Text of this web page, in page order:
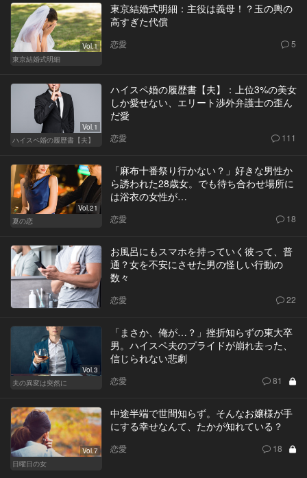
Vol.1
東京結婚式明細
東京結婚式明細：主役は義母！？玉の輿の
高すぎた代償
恋愛 5
Vol.1
ハイスペ婚の履歴書【夫】
ハイスペ婚の履歴書【夫】：上位3%の美女
しか愛せない、エリート渉外弁護士の歪ん
だ愛
恋愛 111
Vol.21
夏の恋
「麻布十番祭り行かない？」好きな男性か
ら誘われた28歳女。でも待ち合わせ場所に
は浴衣の女性が…
恋愛 18
お風呂にもスマホを持っていく彼って、普
通？女を不安にさせた男の怪しい行動の
数々
恋愛 22
Vol.3
夫の異変は突然に
「まさか、俺が…？」挫折知らずの東大卒
男。ハイスペ夫のプライドが崩れ去った、
信じられない悲劇
恋愛 81
Vol.7
日曜日の女
中途半端で世間知らず。そんなお嬢様が手
にする幸せなんて、たかが知れている？
恋愛 18